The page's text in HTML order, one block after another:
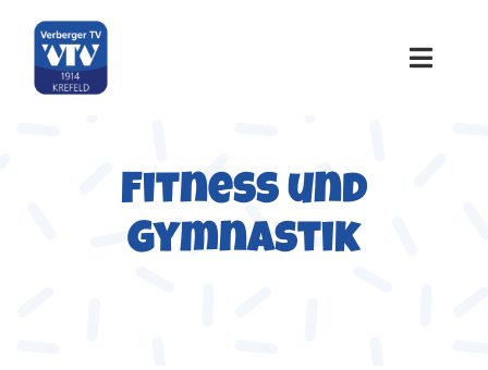
Inhalt
springen
Toggle
Über uns
Fitness und
Gymnastik